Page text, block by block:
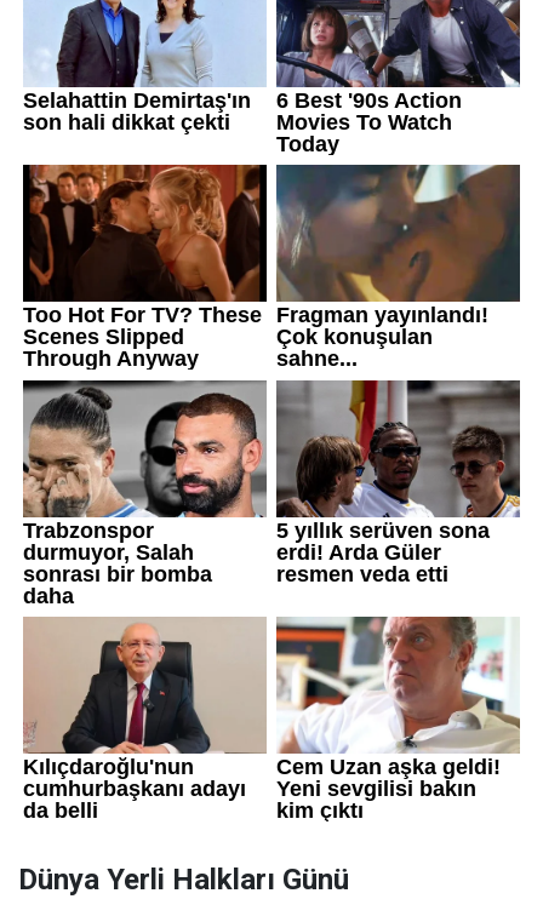
Dünya Yerli Halkları Günü